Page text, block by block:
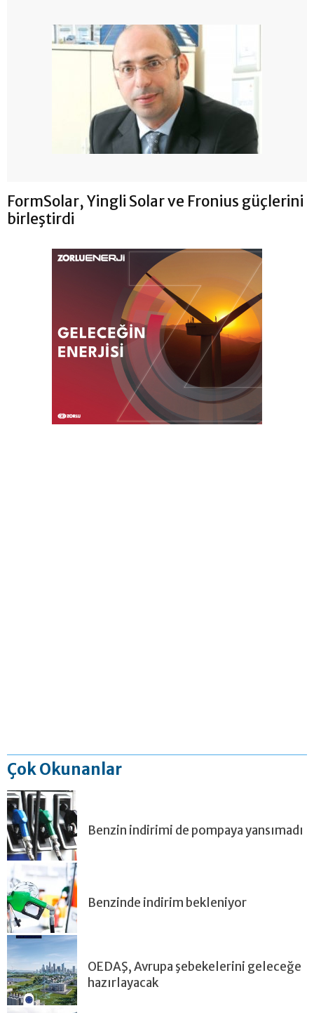
FormSolar, Yingli Solar ve Fronius güçlerini
birleştirdi
Çok Okunanlar
Benzin indirimi de pompaya yansımadı
Benzinde indirim bekleniyor
OEDAŞ, Avrupa şebekelerini geleceğe
hazırlayacak